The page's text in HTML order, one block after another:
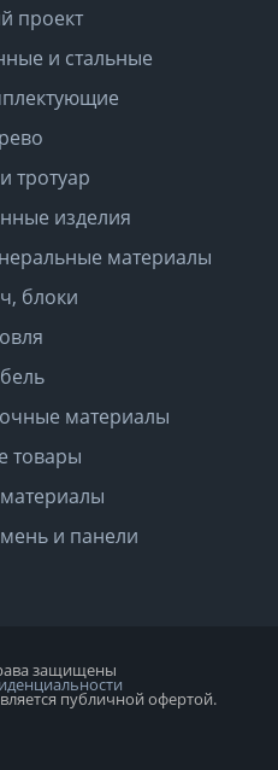
проект
и стальные
тротуар
изделия
материалы
блоки
материалы
товары
и панели
защищены
публичной офертой.